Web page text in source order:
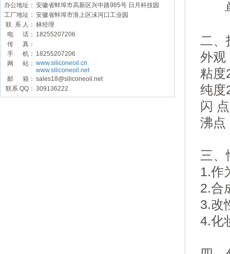
办公地址： 安徽省蚌埠市高新区兴中路985号 日月科技园
工厂地址： 安徽省蚌埠市淮上区沫河口工业园
联 系 人： 林经理
电 话： 18255207206
传 真：
手 机： 18255207206
网 站： www.siliconeoil.cn
www.siliconeoil.net
邮 箱： sales18@siliconeoil.net
联系 QQ： 309136222
二、
外观
粘度
纯度
闪
沸点
三、
1.作
2.合
3.改
4.化